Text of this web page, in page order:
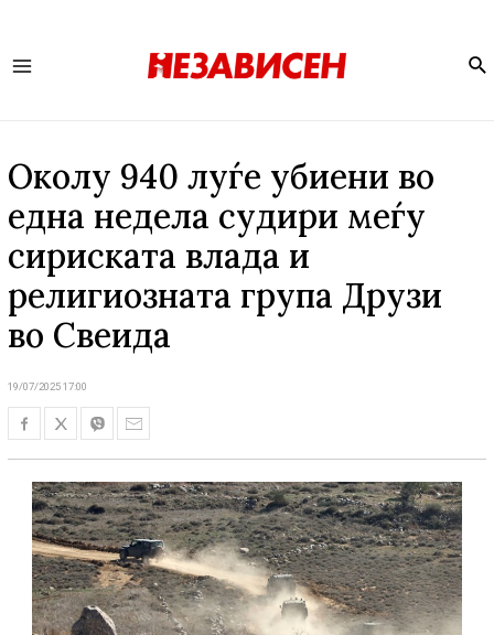
Околу 940 луѓе убиени во
една недела судири меѓу
сириската влада и
религиозната група Друзи
во Свеида
19/07/2025 17:00